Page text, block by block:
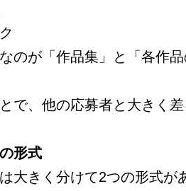
のが「作品集」と「各作
で、他の応募者と大きく
形式
大きく分けて2つの形式が